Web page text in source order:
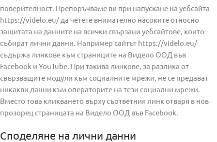
поверителност. Препоръчваме ви при напускане на уебсайта
https://videlo.eu/ да четете внимателно насоките относно
защитата на данните на всички свързани уебсайтове, които
събират лични данни. Например сайтът https://videlo.eu/
съдържа линкове към страниците на Видело ООД във
Facebook и YouTube. При такива линкове, за разлика от
свързващите модули към социалните мрежи, не се предават
никакви данни към операторите на тези социални мрежи.
Вместо това кликването върху съответния линк отваря в нов
прозорец страницата на Видело ООД във Facebook.
Споделяне на лични данни